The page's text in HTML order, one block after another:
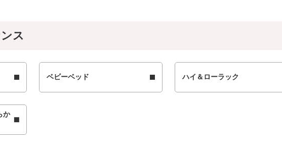
ス
ベビーベッド ハイ＆ローラック
か